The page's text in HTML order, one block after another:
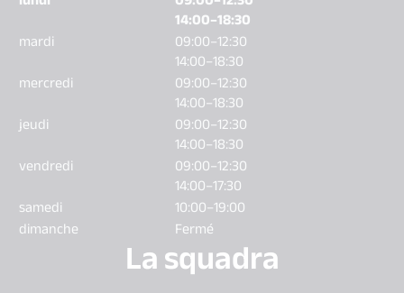
14:00–18:30
mardi
09:00–12:30
14:00–18:30
mercredi
09:00–12:30
14:00–18:30
jeudi
09:00–12:30
14:00–18:30
vendredi
09:00–12:30
14:00–17:30
samedi
10:00–19:00
dimanche
Fermé
La squadra